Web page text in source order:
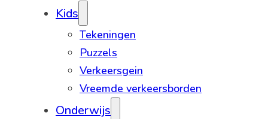
Kids
Tekeningen
Puzzels
Verkeersgein
Vreemde verkeersborden
Onderwijs